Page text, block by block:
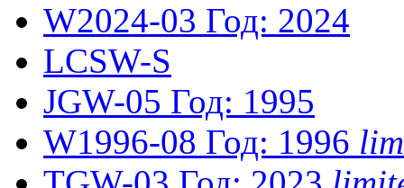
W2024-03 Год: 2024
LCSW-S
JGW-05 Год: 1995
W1996-08 Год: 1996